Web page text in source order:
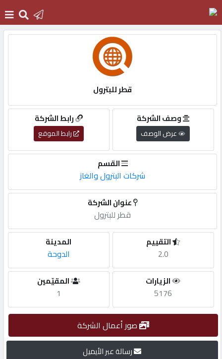
التسجيل
English
أضف
طلب
قطر للبترول
رابط الشركة
رابط الموقع
وصف الشركة
عرض الوصف
القسم
شركات البترول والغاز
عنوان الشركة
قطر للبترول
المدينة
الدوحة
التقييم
2.0
المقيّمين
1
الزيارات
5176
صور أعمال الشركة
رسالة عبر الأيميل